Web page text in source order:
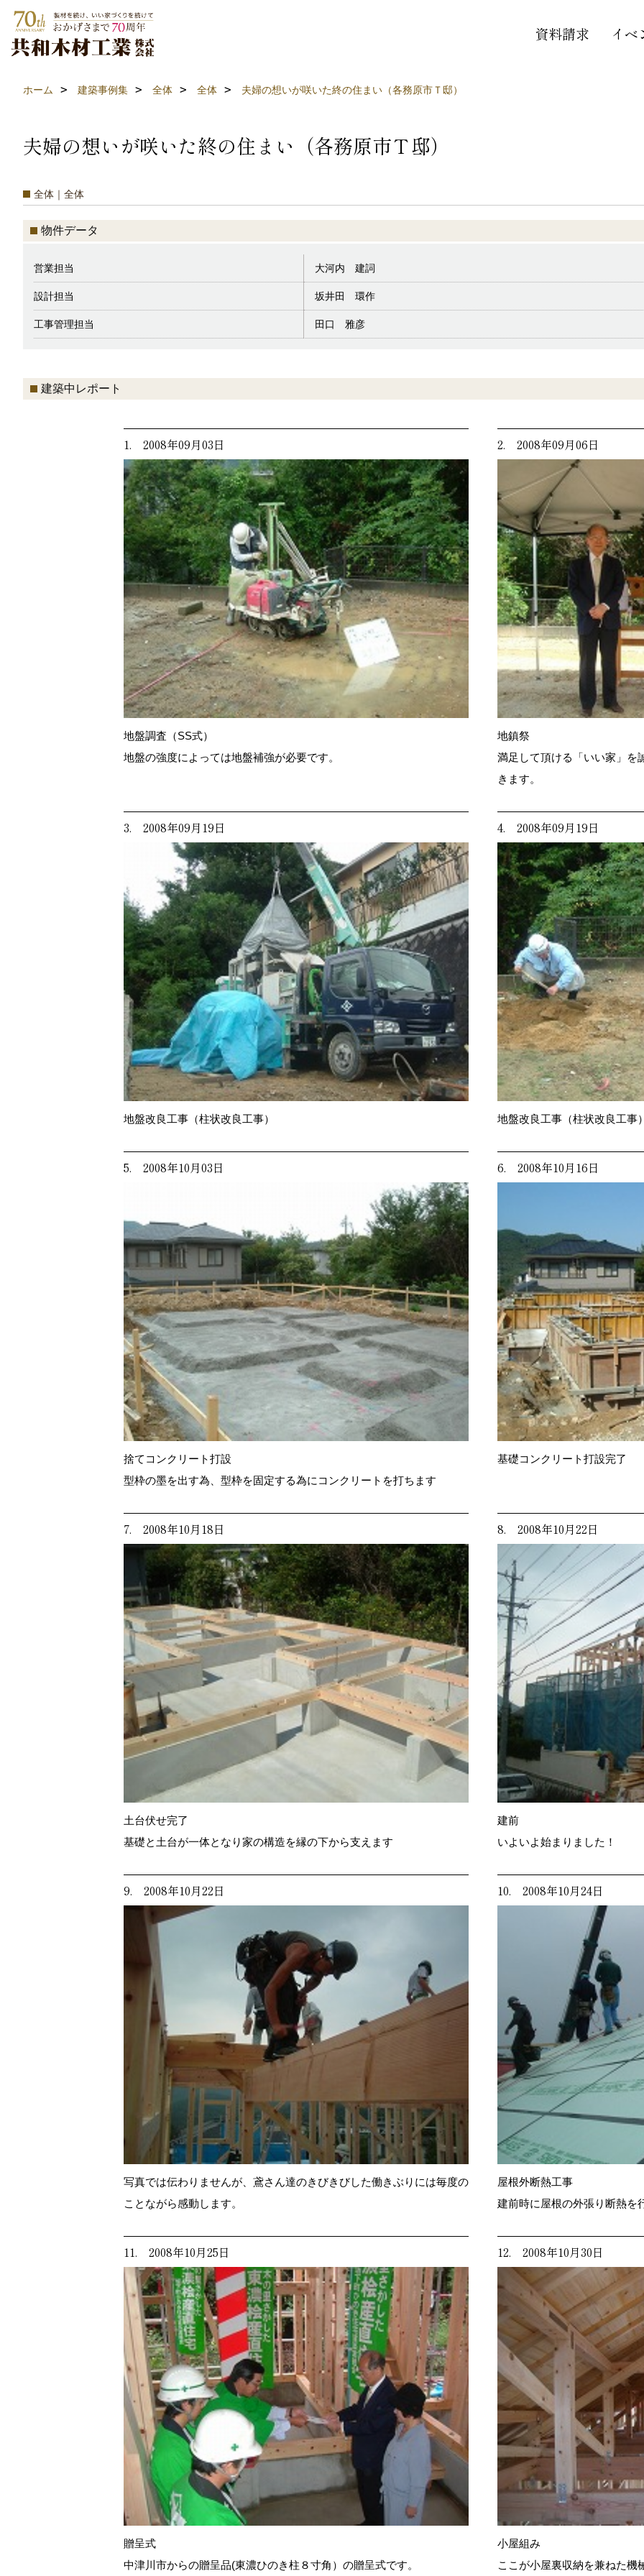
資料請求 イベ
ホーム 建築事例集 全体 全体 夫婦の想いが咲いた終の住まい（各務原市Ｔ邸）
夫婦の想いが咲いた終の住まい（各務原市Ｔ邸）
全体｜全体
物件データ
営業担当 大河内 建詞
設計担当 坂井田 環作
工事管理担当 田口 雅彦
建築中レポート
1. 2008年09月03日
地盤調査（SS式）
地盤の強度によっては地盤補強が必要です。
2. 2008年09月06日
地鎮祭
満足して頂ける「いい家」を
きます。
3. 2008年09月19日
地盤改良工事（柱状改良工事）
4. 2008年09月19日
地盤改良工事（柱状改良工事
5. 2008年10月03日
捨てコンクリート打設
型枠の墨を出す為、型枠を固定する為にコンクリートを打ちます
6. 2008年10月16日
基礎コンクリート打設完了
7. 2008年10月18日
土台伏せ完了
基礎と土台が一体となり家の構造を縁の下から支えます
8. 2008年10月22日
建前
いよいよ始まりました！
9. 2008年10月22日
写真では伝わりませんが、鳶さん達のきびきびした働きぶりには毎度の
ことながら感動します。
10. 2008年10月24日
屋根外断熱工事
建前時に屋根の外張り断熱を
11. 2008年10月25日
贈呈式
中津川市からの贈呈品(東濃ひのき柱８寸角）の贈呈式です。
12. 2008年10月30日
小屋組み
ここが小屋裏収納を兼ねた機